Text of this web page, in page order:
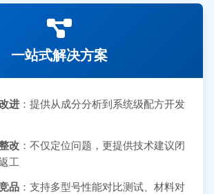
一站式解决方案
进 ：提供从成分分析到系统级配方开发
改 ：不仅定位问题，更提供技术建议闭
工
品 ：支持多型号性能对比测试、材料对